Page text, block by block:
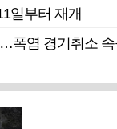
일부터 재개
폭염 경기취소 속